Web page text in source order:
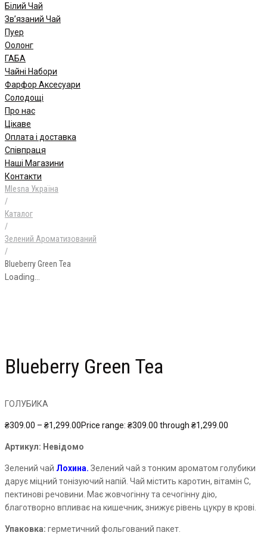
Білий Чай
Зв’язаний Чай
Пуер
Oолонг
ГАБА
Чайні Набори
Фарфор Аксесуари
Солодощі
Про нас
Цікаве
Оплата і доставка
Співпраця
Наші Магазини
Контакти
Mlesna Україна
/
Каталог
/
Зелений Ароматизований
/
Blueberry Green Tea
Loading...
Blueberry Green Tea
ГОЛУБИКА
₴309.00 – ₴1,299.00Price range: ₴309.00 through ₴1,299.00
Артикул: Невідомо
Зелений чай Лохина. Зелений чай з тонким ароматом голубики
дарує міцний тонізуючий напій. Чай містить каротин, вітамін С,
пектинові речовини. Має жовчогінну та сечогінну дію,
благотворно впливає на кишечник, знижує рівень цукру в крові.
Упаковка: герметичний фольгований пакет.